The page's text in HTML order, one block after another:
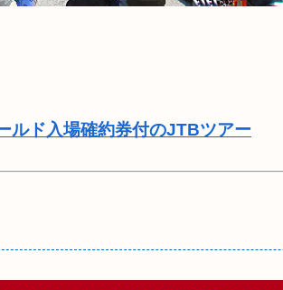
ルド入場確約券付のJTBツアー